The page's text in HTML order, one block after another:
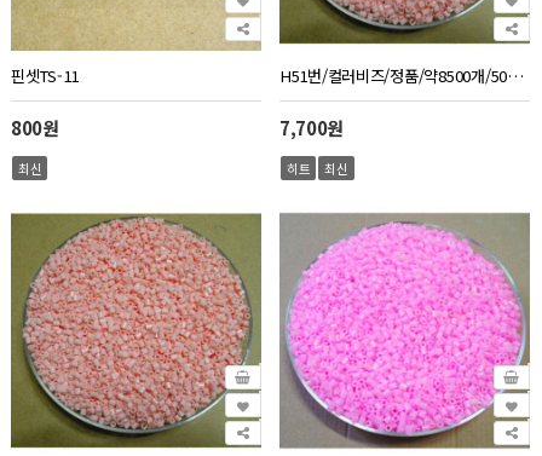
핀셋TS-11
800원
최신
H51번/컬러비즈/정품/약8500개/500g/연한살구색
7,700원
히트 최신